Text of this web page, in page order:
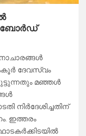
ബോർഡ്
ദേവസ്വം
മഞ്ഞൾ
നിർദേശിച്ചതിന്
ഇത്തരം